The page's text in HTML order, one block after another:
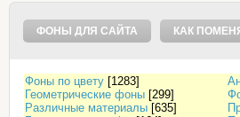
ФОНЫ ДЛЯ САЙТА КАК
Фоны по цвету [1283]
Геометрические фоны [299]
Различные материалы [635]